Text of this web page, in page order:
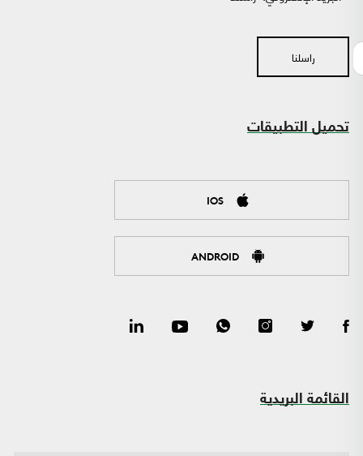
راسلنا
تحميل التطبيقات
IOS
ANDROID
القائمة البريدية